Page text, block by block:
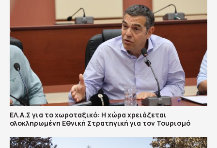
ΕΛ.Α.Σ για το χωροταξικό: Η χώρα χρειάζεται
ολοκληρωμένη Εθνική Στρατηγική για τον Τουρισμό